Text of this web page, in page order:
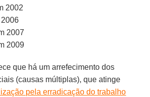
2002
2007
2009
que há um arrefecimento dos
(causas múltiplas), que atinge
pela erradicação do trabalho